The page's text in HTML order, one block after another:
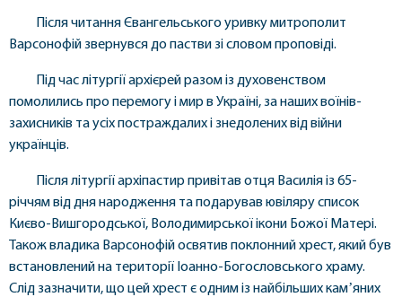
Після читання Євангельського уривку митрополит
Варсонофій звернувся до пастви зі словом проповіді.
Під час літургії архієрей разом із духовенством
помолились про перемогу і мир в Україні, за наших воїнів-
захисників та усіх постраждалих і знедолених від війни
українців.
Після літургії архіпастир привітав отця Василія із 65-
річчям від дня народження та подарував ювіляру список
Києво-Вишгородської, Володимирської ікони Божої Матері.
Також владика Варсонофій освятив поклонний хрест, який був
встановлений на території Іоанно-Богословського храму.
Слід зазначити, що цей хрест є одним із найбільших камʼяних